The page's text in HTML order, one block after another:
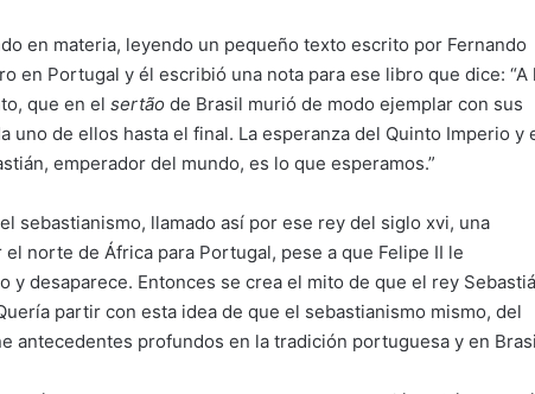
en materia, leyendo un pequeño texto escrito por Fernando
en Portugal y él escribió una nota para ese libro que dice: “A
que en el sertão de Brasil murió de modo ejemplar con sus
uno de ellos hasta el final. La esperanza del Quinto Imperio y
emperador del mundo, es lo que esperamos.”
sebastianismo, llamado así por ese rey del siglo xvi, una
norte de África para Portugal, pese a que Felipe II le
y desaparece. Entonces se crea el mito de que el rey
partir con esta idea de que el sebastianismo mismo, del
antecedentes profundos en la tradición portuguesa y en